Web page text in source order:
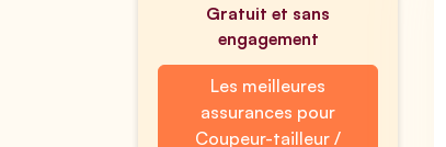
Gratuit et sans
engagement
Les meilleures
assurances pour
Coupeur-tailleur /